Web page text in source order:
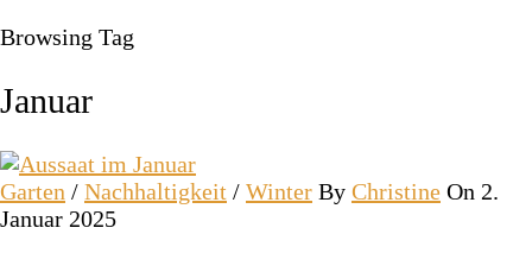
Browsing Tag
Januar
Garten / Nachhaltigkeit / Winter By Christine On 2.
Januar 2025